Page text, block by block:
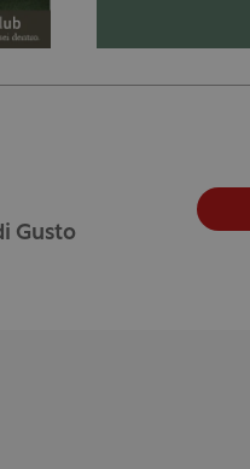
Gusto